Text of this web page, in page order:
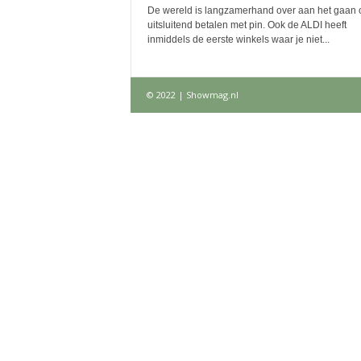
De wereld is langzamerhand over aan het gaan
uitsluitend betalen met pin. Ook de ALDI heeft
inmiddels de eerste winkels waar je niet...
© 2022 | Showmag.nl